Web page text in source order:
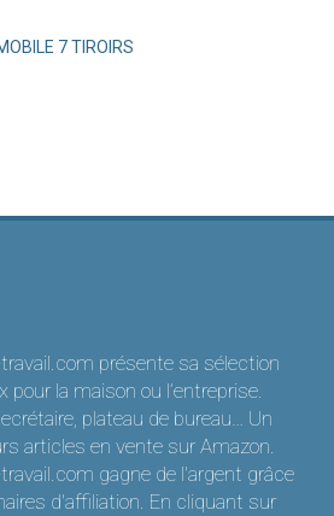
7 TIROIRS
présente sa sélection
pour la maison ou l’entreprise.
plateau de bureau… Un
articles en vente sur Amazon.
gagne de l'argent grâce
d'affiliation. En cliquant sur